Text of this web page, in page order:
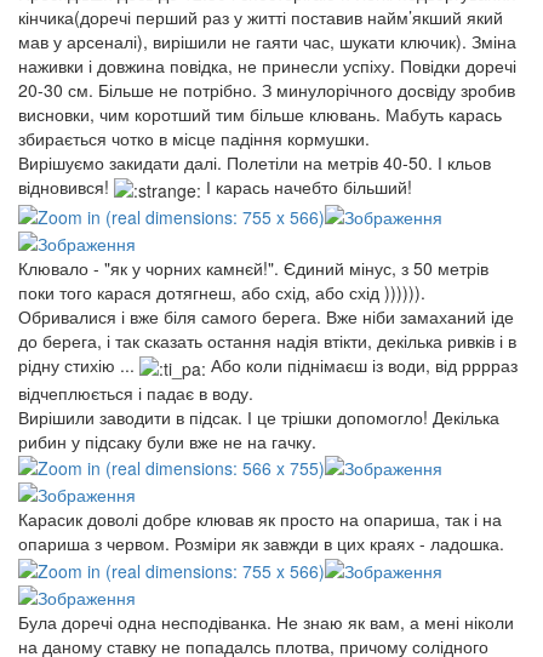
кінчика(доречі перший раз у житті поставив найм’якший який
мав у арсеналі), вирішили не гаяти час, шукати ключик). Зміна
наживки і довжина повідка, не принесли успіху. Повідки доречі
20-30 см. Більше не потрібно. З минулорічного досвіду зробив
висновки, чим коротший тим більше клювань. Мабуть карась
збирається чотко в місце падіння кормушки.
Вирішуємо закидати далі. Полетіли на метрів 40-50. І кльов
відновився!
І карась начебто більший!
Клювало - "як у чорних камнєй!". Єдиний мінус, з 50 метрів
поки того карася дотягнеш, або схід, або схід )))))).
Обривалися і вже біля самого берега. Вже ніби замаханий іде
до берега, і так сказать остання надія втікти, декілька ривків і в
рідну стихію ...
Або коли піднімаєш із води, від рррраз
відчеплюється і падає в воду.
Вирішили заводити в підсак. І це трішки допомогло! Декілька
рибин у підсаку були вже не на гачку.
Карасик доволі добре клював як просто на опариша, так і на
опариша з червом. Розміри як завжди в цих краях - ладошка.
Була доречі одна несподіванка. Не знаю як вам, а мені ніколи
на даному ставку не попадалсь плотва, причому солідного